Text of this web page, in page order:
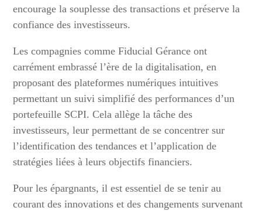
encourage la souplesse des transactions et préserve la
confiance des investisseurs.
Les compagnies comme Fiducial Gérance ont
carrément embrassé l’ère de la digitalisation, en
proposant des plateformes numériques intuitives
permettant un suivi simplifié des performances d’un
portefeuille SCPI. Cela allège la tâche des
investisseurs, leur permettant de se concentrer sur
l’identification des tendances et l’application de
stratégies liées à leurs objectifs financiers.
Pour les épargnants, il est essentiel de se tenir au
courant des innovations et des changements survenant